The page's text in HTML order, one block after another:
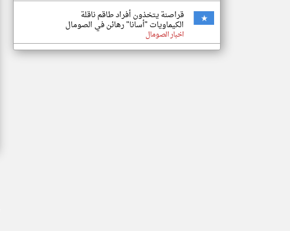
قراصنة يتخذون أفراد طاقم ناقلة
الكيماويات "أسانا" رهائن في الصومال
اخبار الصومال